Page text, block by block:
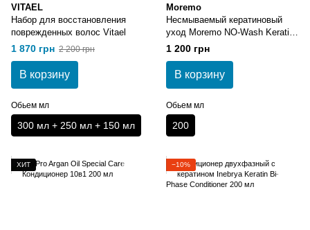
VITAEL
Набор для восстановления
поврежденных волос Vitael
1 870 грн 2 200 грн
В корзину
Обьем мл
300 мл + 250 мл + 150 мл
Moremo
Несмываемый кератиновый
уход Moremo NO-Wash Keratin
Ampoule Treatment 200 мл
1 200 грн
В корзину
Обьем мл
200
ХИТ −10%